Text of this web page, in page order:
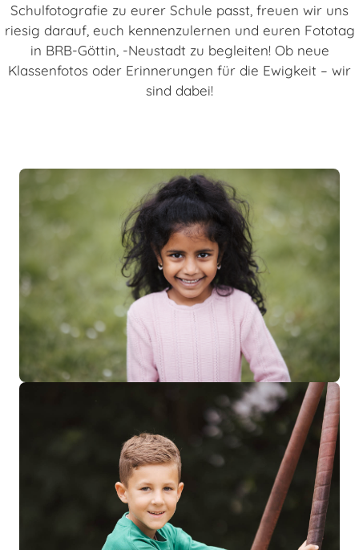
Schulfotografie zu eurer Schule passt, freuen wir uns
riesig darauf, euch kennenzulernen und euren Fototag
in BRB-Göttin, -Neustadt zu begleiten! Ob neue
Klassenfotos oder Erinnerungen für die Ewigkeit – wir
sind dabei!